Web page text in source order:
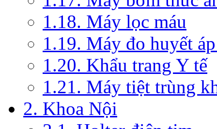
1.18. Máy lọc máu
1.19. Máy đo huyết
1.20. Khẩu trang Y tế
1.21. Máy tiệt trùng
2. Khoa Nội